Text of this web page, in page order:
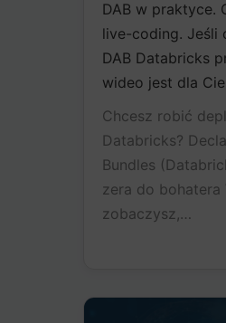
DAB w praktyce.
live-coding. Jeśli
DAB Databricks
wideo jest dla
Chcesz robić
Databricks?
Bundles
zera do bohatera
zobaczysz,…